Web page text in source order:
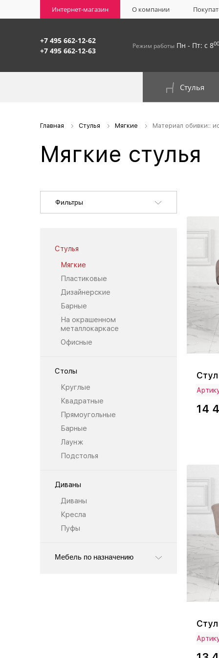
Интернет-магазин О компании
+7 495 662-12-62
+7 495 662-12-63
Режим работы Пн - Пт: с 8
Стулья
Главная Стулья Мягкие Материал обивки::
Мягкие стулья
Фильтры
Стулья
Мягкие
Пластиковые
Дизайнерские
Барные
На окрашенном
металлокаркасе
Офисные
Столы
Круглые
Квадратные
Прямоугольные
Барные
Лаунж
Подстолья
Диваны
Диваны
Кресла
Пуфы
Мебель по назначению
14